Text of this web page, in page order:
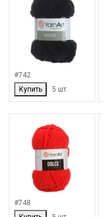
#742
Купить
5 шт.
#748